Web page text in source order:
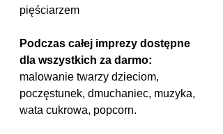
pięściarzem
Podczas całej imprezy dostępne
dla wszystkich za darmo:
malowanie twarzy dzieciom,
poczęstunek, dmuchaniec, muzyka,
wata cukrowa, popcorn.